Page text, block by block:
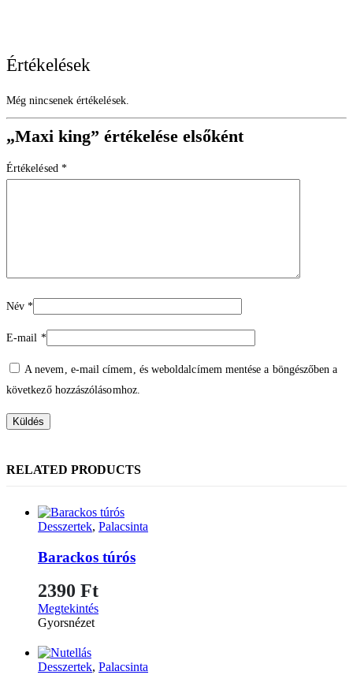
Értékelések
Még nincsenek értékelések.
„Maxi king” értékelése elsőként
Értékelésed *
Név*
E-mail *
A nevem, e-mail címem, és weboldalcímem mentése a böngészőben a
következő hozzászólásomhoz.
RELATED PRODUCTS
Desszertek, Palacsinta
Barackos túrós
2390 Ft
Megtekintés
Gyorsnézet
Desszertek, Palacsinta